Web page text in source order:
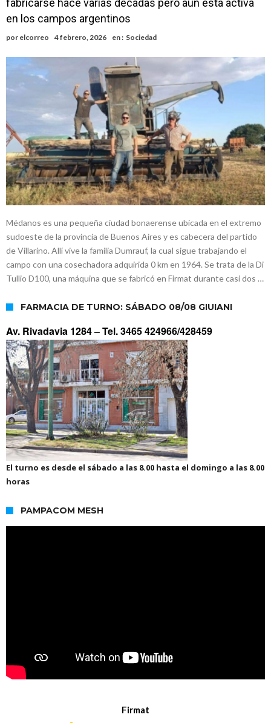
nacimiento
Inclusivo
Vassalli: en potencial y con fechas diferidas, la empresa reformula
sus anuncios a los trabajadores
Firmat: avanza la investigación de dos empleadas del Juzgado de
Faltas por presuntas irregularidades
Villada: el viento provocó el desprendimiento del techo del galpón
del ferrocarril
Violento robo en la zona rural de Firmat: maniataron a una pareja de
adultos mayores
Colecta solidaria de juguetes en Firmat para el EPI y el Hospital
Vilela
fabricarse hace varias décadas pero aún está activa
en los campos argentinos
por elcorreo 4 febrero, 2026 en : Sociedad
Médanos es una pequeña ciudad bonaerense ubicada en el extremo
sudoeste de la provincia de Buenos Aires y es cabecera del partido
de Villarino. Allí vive la familia Dumrauf, la cual sigue trabajando el
campo con una cosechadora adquirida 0 km en 1964. Se trata de la Di
Tullio D100, una máquina que se fabricó en Firmat durante casi dos …
FARMACIA DE TURNO: SÁBADO 08/08 GIUIANI
Av. Rivadavia 1284 –Tel. 3465 424966/428459
El turno es desde el sábado a las 8.00 hasta el domingo a las 8.00
horas
PAMPACOM MESH
Firmat